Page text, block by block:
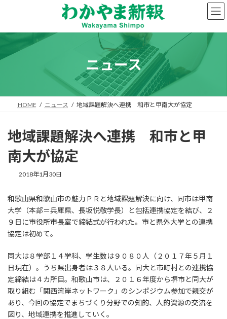
ン
へ
プ
ー
ョ
動
ニュース
HOME ニュース 地域課題解決へ連携 和市と甲南大が協定
地域課題解決へ連携 和市と甲
南大が協定
2018年1月30日
和歌山県和歌山市の魅力ＰＲと地域課題解決に向け、同市は甲南
大学（本部＝兵庫県、長坂悦敬学長）と包括連携協定を結び、２
９日に市役所市長室で締結式が行われた。市と県外大学との連携
協定は初めて。
同大は８学部１４学科、学生数は９０８０人（２０１７年５月１
日現在）。うち県出身者は３８人いる。同大と市町村との連携協
定締結は４カ所目。和歌山市は、２０１６年度から堺市と同大が
取り組む「関西湾岸ネットワーク」のシンポジウム参加で親交が
あり、今回の協定でまちづくり分野での知的、人的資源の交流を
図り、地域連携を推進していく。